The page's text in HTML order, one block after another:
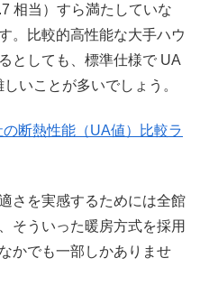
相当）すら満たしていな
。比較的高性能な大手ハウ
としても、標準仕様で UA
いことが多いでしょう。
断熱性能（UA値）比較ラ
さを実感するためには全館
そういった暖房方式を採用
かでも一部しかありませ